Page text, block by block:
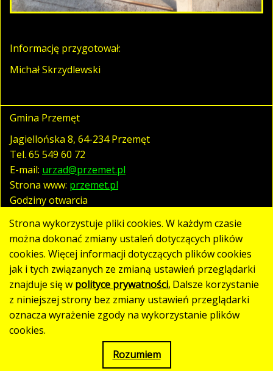
Informację przygotował:
Michał Skrzydlewski
Gmina Przemęt
Jagiellońska 8, 64-234 Przemęt
Tel. 65 549 60 72
E-mail: urzad@przemet.pl
Strona www: przemet.pl
Godziny otwarcia
pn. - pt. 07:30 - 15:30
Polityka prywatności
Klauzula RODO
Deklaracja dostępności
Mapa strony
Strona utworzona w standardzie WCAG 2.1
Strona wykorzystuje pliki cookies. W każdym czasie
można dokonać zmiany ustaleń dotyczących plików
cookies. Więcej informacji dotyczących plików cookies
jak i tych związanych ze zmianą ustawień przeglądarki
znajduje się w polityce prywatności. Dalsze korzystanie
z niniejszej strony bez zmiany ustawień przeglądarki
oznacza wyrażenie zgody na wykorzystanie plików
cookies.
Rozumiem